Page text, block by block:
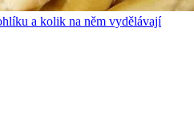
a kolik na něm vydělávají